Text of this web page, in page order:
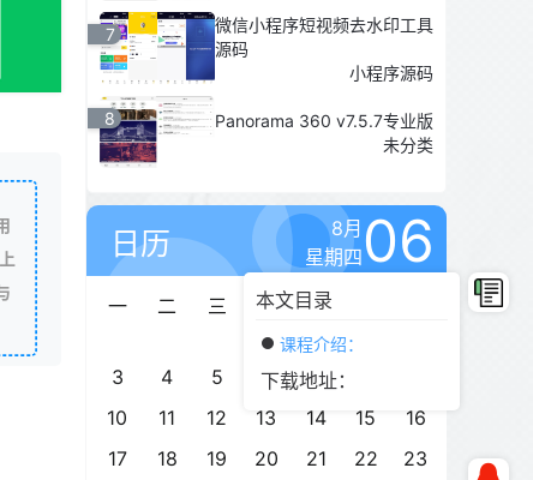
本文目录
课程介绍：
下载地址：
7
微信小程序短视频去水印工具
源码
小程序源码
8
Panorama 360 v7.5.7专业版
未分类
日历
8月
星期四06
一 二 三 四 五
3
4 5 6 7
10
11 12 13 14 15
16
17
18 19 20 21 22
23